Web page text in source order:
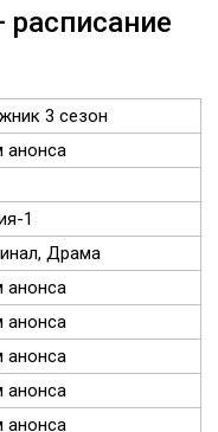
расписание
3 сезон
анонса
1
Драма
анонса
анонса
анонса
анонса
анонса